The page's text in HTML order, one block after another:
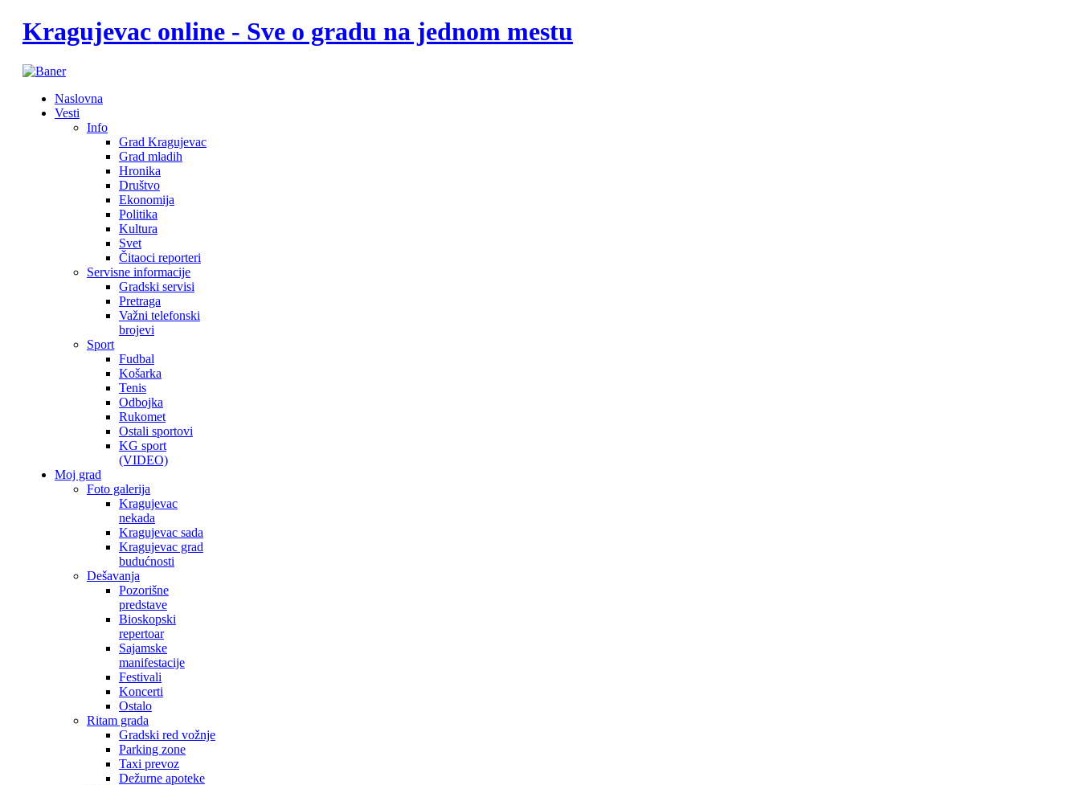
Kragujevac online - Sve o gradu na jednom mestu
Naslovna
Vesti
Info
Grad Kragujevac
Grad mladih
Hronika
Društvo
Ekonomija
Politika
Kultura
Svet
Čitaoci reporteri
Servisne informacije
Gradski servisi
Pretraga
Važni telefonski
brojevi
Sport
Fudbal
Košarka
Tenis
Odbojka
Rukomet
Ostali sportovi
KG sport
(VIDEO)
Moj grad
Foto galerija
Kragujevac
nekada
Kragujevac sada
Kragujevac grad
budućnosti
Dešavanja
Pozorišne
predstave
Bioskopski
repertoar
Sajamske
manifestacije
Festivali
Koncerti
Ostalo
Ritam grada
Gradski red vožnje
Parking zone
Taxi prevoz
Dežurne apoteke